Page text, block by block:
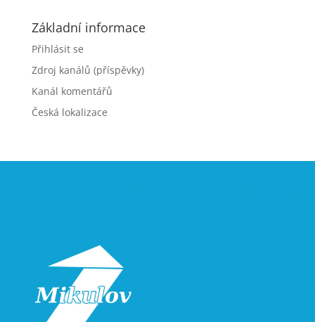
Základní informace
Přihlásit se
Zdroj kanálů (příspěvky)
Kanál komentářů
Česká lokalizace